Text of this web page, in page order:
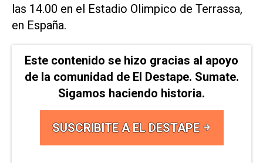
las 14.00 en el Estadio Olimpico de Terrassa,
en España.
Este contenido se hizo gracias al apoyo
de la comunidad de El Destape. Sumate.
Sigamos haciendo historia.
SUSCRIBITE A EL DESTAPE